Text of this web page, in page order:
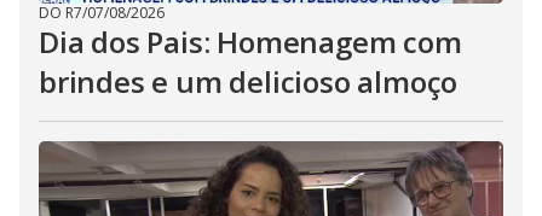
DO R7/07/08/2026
Dia dos Pais: Homenagem com
brindes e um delicioso almoço